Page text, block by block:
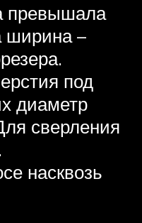
превышала
ширина –
под
диаметр
сверления
насквозь